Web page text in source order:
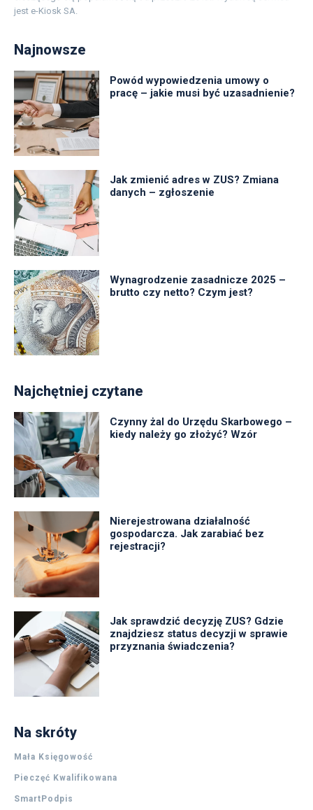
jest e-Kiosk SA.
Najnowsze
Powód wypowiedzenia umowy o
pracę – jakie musi być uzasadnienie?
Jak zmienić adres w ZUS? Zmiana
danych – zgłoszenie
Wynagrodzenie zasadnicze 2025 –
brutto czy netto? Czym jest?
Najchętniej czytane
Czynny żal do Urzędu Skarbowego –
kiedy należy go złożyć? Wzór
Nierejestrowana działalność
gospodarcza. Jak zarabiać bez
rejestracji?
Jak sprawdzić decyzję ZUS? Gdzie
znajdziesz status decyzji w sprawie
przyznania świadczenia?
Na skróty
Mała Księgowość
Pieczęć Kwalifikowana
SmartPodpis